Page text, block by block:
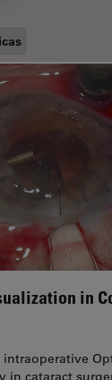
in
in cataract